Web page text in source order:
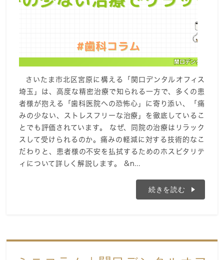
さいたま市北区宮原に構える「関口デンタルオフィス
埼玉」は、高度な精密治療で知られる一方で、多くの患
者様が抱える「歯科医院への恐怖心」に寄り添い、「痛
みの少ない、ストレスフリーな治療」を徹底しているこ
とでも評価されています。 なぜ、同院の治療はリラック
スして受けられるのか。痛みの軽減に対する技術的なこ
だわりと、患者様の不安を払拭するためのホスピタリテ
ィについて詳しく解説します。 &n...
続きを読む